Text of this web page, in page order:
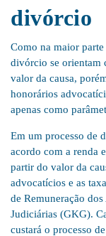
divórcio
Como na maior
divórcio se orientam
valor da causa,
honorários
apenas como
Em um processo de
acordo com a renda
partir do valor da
advocatícios e as
de Remuneração
Judiciárias (GKG).
custará o processo